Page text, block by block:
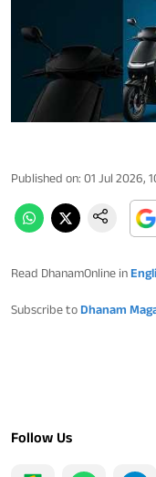
Published on: 01 Jul 2026,
Read DhanamOnline in
Subscribe to Dhanam
Follow Us